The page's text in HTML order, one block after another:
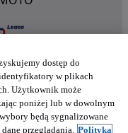
dostęp do
w plikach
Użytkownik może
poniżej lub w dowolnym
będą sygnalizowane
przeglądania. Polityka